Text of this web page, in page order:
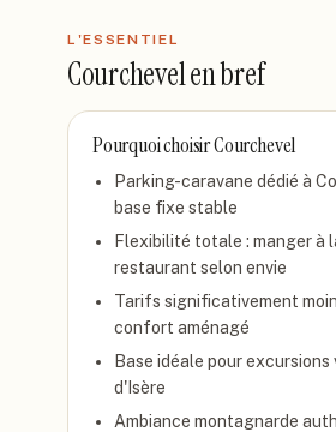
L'ESSENTIEL
Courchevelen bref
Pourquoi choisirCourchevel
Parking-caravane dédié à
base fixe stable
Flexibilité totale : manger à
restaurant selon envie
Tarifs significativement
confort aménagé
Base idéale pour excursions
d'Isère
Ambiance montagnarde